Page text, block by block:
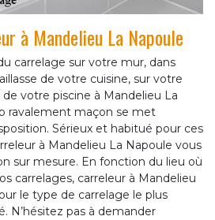
à Mandelieu La Napoule
carrelage sur votre mur, dans
de votre cuisine, sur votre
votre piscine à Mandelieu La
ravalement maçon se met
Sérieux et habitué pour ces
à Mandelieu La Napoule vous
sur mesure. En fonction du lieu où
carrelages, carreleur à Mandelieu
le type de carrelage le plus
N’hésitez pas à demander